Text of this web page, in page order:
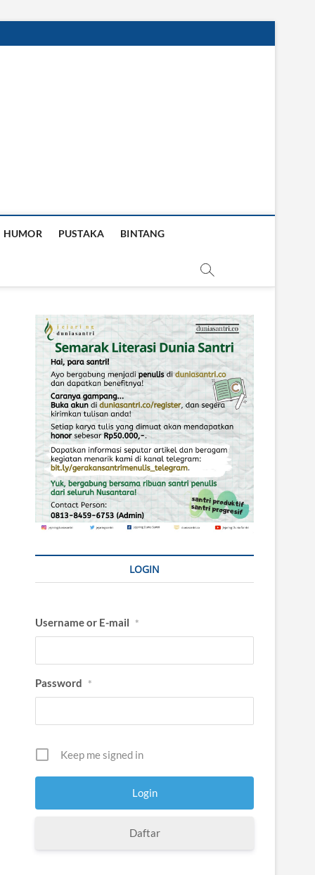
HUMOR PUSTAKA BINTANG
LOGIN
Username or E-mail *
Password *
Keep me signed in
Daftar